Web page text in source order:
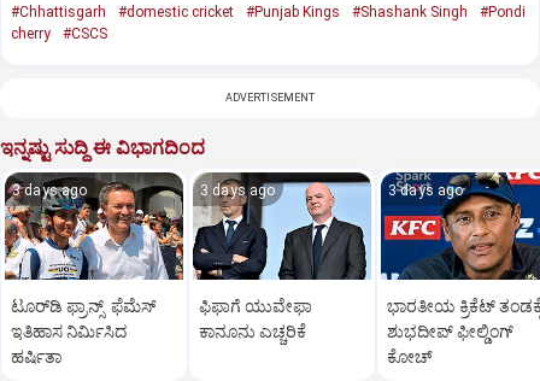
#Chhattisgarh #domestic cricket #Punjab Kings #Shashank Singh
#Pondi
cherry
#CSCS
ADVERTISEMENT
ಇನ್ನಷ್ಟು ಸುದ್ದಿ ಈ ವಿಭಾಗದಿಂದ
3 days ago
ಟೂರ್‌ಡಿ ಫ್ರಾನ್ಸ್‌ ಫೆಮೆಸ್‌
ಇತಿಹಾಸ ನಿರ್ಮಿಸಿದ
ಹರ್ಷಿತಾ
3 days ago
ಫಿಫಾಗೆ ಯುವೇಫಾ
ಕಾನೂನು ಎಚ್ಚರಿಕೆ
3 days ago
ಭಾರತೀಯ ಕ್ರಿಕೆಟ್‌
ಶುಭದೀಪ್‌ ಫೀಲ್ಡಿಂಗ್‌
ಕೋಚ್‌